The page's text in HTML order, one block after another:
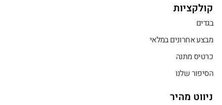
קולקציות
בגדים
מבצע אחרונים במלאי
כרטיס מתנה
הסיפור שלנו
ניווט מהיר